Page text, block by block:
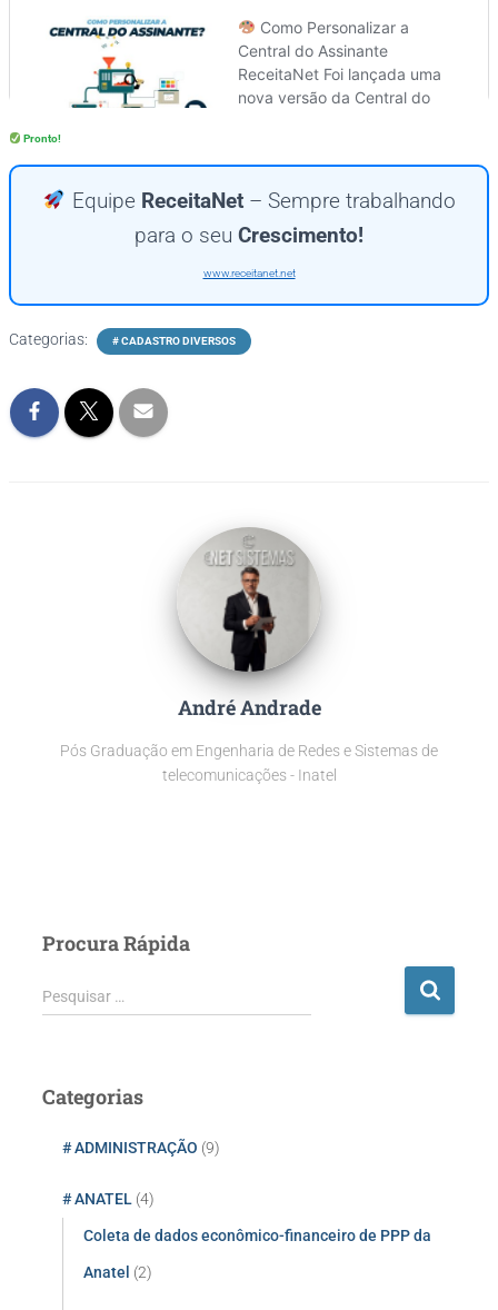
Pronto!
Equipe ReceitaNet– Sempre trabalhando
para o seu Crescimento!
www.receitanet.net
Categorias: # CADASTRO DIVERSOS
André Andrade
Pós Graduação em Engenharia de Redes e Sistemas de
telecomunicações - Inatel
Procura Rápida
P
e
Pesquisar …
Categorias
# ADMINISTRAÇÃO (9)
# ANATEL (4)
Coleta de dados econômico-financeiro de PPP da
Anatel (2)